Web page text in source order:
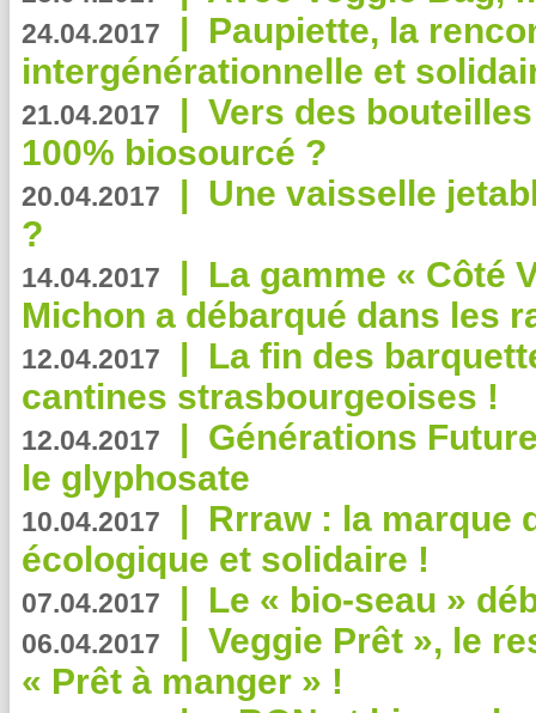
24.04.2017 | Paupiette, la
intergénérationnelle et
21.04.2017 | Vers des
100% biosourcé ?
20.04.2017 | Une vaisselle
?
14.04.2017 | La gamme « Côté
Michon a débarqué dans les
12.04.2017 | La fin des
cantines strasbourgeoises !
12.04.2017 | Générations
le glyphosate
10.04.2017 | Rrraw : la marque
écologique et solidaire !
07.04.2017 | Le « bio-seau »
06.04.2017 | Veggie Prêt », le
« Prêt à manger » !